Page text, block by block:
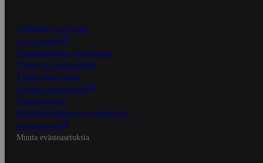
S-Business yrityksille
Oiva-raportit
Osuuskauppojen yhteystiedot
Tilaus- ja toimitusehdot
Tietosuojakäytäntö
Palvelun käyttöehdot
Saavutettavuus
Mobiilisovelluksen saavutettavuus
Mainostajalle
Muuta evästeasetuksia